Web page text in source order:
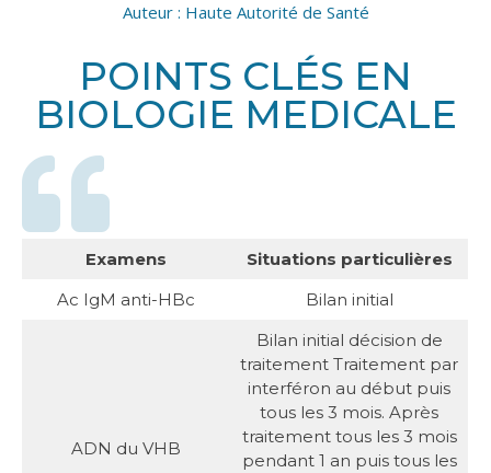
Auteur : Haute Autorité de Santé
POINTS CLÉS EN
BIOLOGIE MEDICALE
Examens
Situations particulières
Ac IgM anti-HBc
Bilan initial
ADN du VHB
Bilan initial décision de
traitement Traitement par
interféron au début puis
tous les 3 mois. Après
traitement tous les 3 mois
pendant 1 an puis tous les